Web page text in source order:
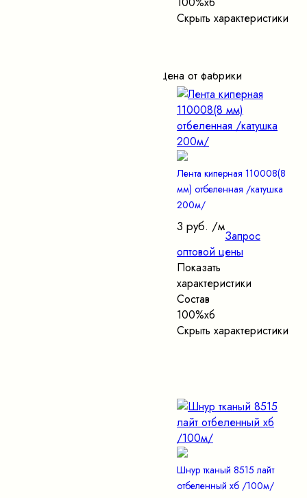
Скрыть характеристики
Цена от фабрики
Лента киперная 110008(8
мм) отбеленная /катушка
200м/
3 руб. /м
Запрос
оптовой цены
Показать
характеристики
Состав
100%хб
Скрыть характеристики
Шнур тканый 8515 лайт
отбеленный хб /100м/